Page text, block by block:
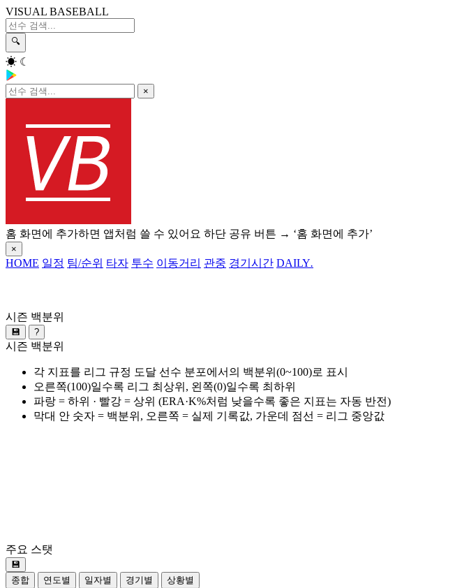
VISUAL BASEBALL
🔍
☀ ☾
×
홈 화면에 추가하면 앱처럼 쓸 수 있어요 하단 공유 버튼 → ‘홈 화면에 추가’
×
HOME 일정 팀/순위 타자 투수 이동거리 관중 경기시간 DAILY.
시즌 백분위
💾 ?
시즌 백분위
각 지표를 리그 규정 도달 선수 분포에서의 백분위(0~100)로 표시
오른쪽(100)일수록 리그 최상위, 왼쪽(0)일수록 최하위
파랑 = 하위 · 빨강 = 상위 (ERA·K%처럼 낮을수록 좋은 지표는 자동 반전)
막대 안 숫자 = 백분위, 오른쪽 = 실제 기록값, 가운데 점선 = 리그 중앙값
주요 스탯
💾
종합
연도별 일자별 경기별 상황별